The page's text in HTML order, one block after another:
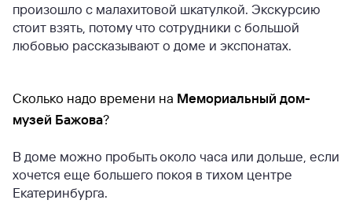
произошло с малахитовой шкатулкой. Экскурсию
стоит взять, потому что сотрудники с большой
любовью рассказывают о доме и экспонатах.
Сколько надо времени на Мемориальный дом-
музей Бажова?
В доме можно пробыть около часа или дольше, если
хочется еще большего покоя в тихом центре
Екатеринбурга.